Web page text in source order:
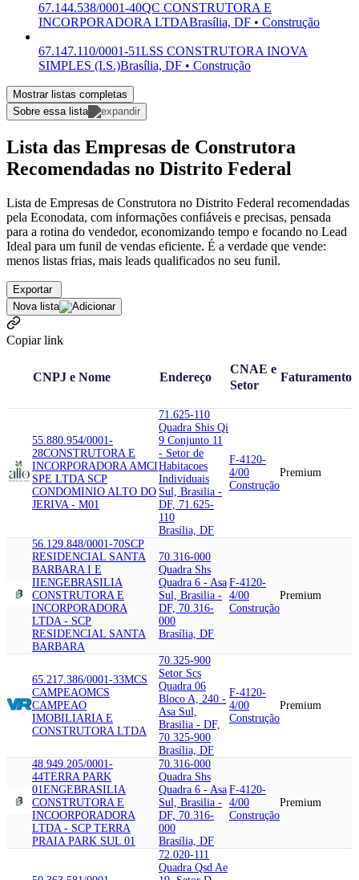
67.144.538/0001-40QC CONSTRUTORA E
INCORPORADORA LTDABrasília, DF • Construção
67.147.110/0001-51LSS CONSTRUTORA INOVA
SIMPLES (I.S.)Brasília, DF • Construção
Mostrar listas completas
Sobre essa lista
Lista das Empresas de Construtora
Recomendadas no Distrito Federal
Lista de Empresas de Construtora no Distrito Federal recomendadas
pela Econodata, com informações confiáveis e precisas, pensada
para a rotina do vendedor, economizando tempo e focando no Lead
Ideal para um funil de vendas eficiente. É a verdade que vende:
menos listas frias, mais leads qualificados no seu funil.
Exportar
Nova lista
Copiar link
CNPJ e Nome Endereço
CNAE e
Setor
Faturamento
55.880.954/0001-
28CONSTRUTORA E
INCORPORADORA AMCI
SPE LTDA SCP
CONDOMINIO ALTO DO
JERIVA - M01
71.625-110
Quadra Shis Qi
9 Conjunto 11
- Setor de
Habitacoes
Individuais
Sul, Brasilia -
DF, 71.625-
110
Brasília, DF
F-4120-
4/00
Construção
Premium
56.129.848/0001-70SCP
RESIDENCIAL SANTA
BARBARA I E
IIENGEBRASILIA
CONSTRUTORA E
INCORPORADORA
LTDA - SCP
RESIDENCIAL SANTA
BARBARA
70.316-000
Quadra Shs
Quadra 6 - Asa
Sul, Brasilia -
DF, 70.316-
000
Brasília, DF
F-4120-
4/00
Construção
Premium
65.217.386/0001-33MCS
CAMPEAOMCS
CAMPEAO
IMOBILIARIA E
CONSTRUTORA LTDA
70.325-900
Setor Scs
Quadra 06
Bloco A, 240 -
Asa Sul,
Brasilia - DF,
70.325-900
Brasília, DF
F-4120-
4/00
Construção
Premium
48.949.205/0001-
44TERRA PARK
01ENGEBRASILIA
CONSTRUTORA E
INCOORPORADORA
LTDA - SCP TERRA
PRAIA PARK SUL 01
70.316-000
Quadra Shs
Quadra 6 - Asa
Sul, Brasilia -
DF, 70.316-
000
Brasília, DF
F-4120-
4/00
Construção
Premium
72.020-111
Quadra Qsd Ae